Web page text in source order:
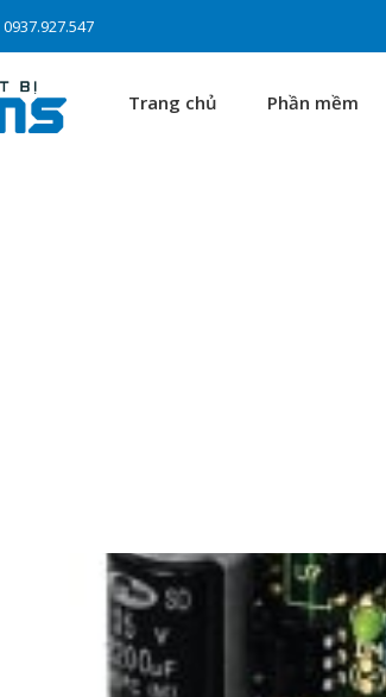
0937.927.547
Trang chủ Phần mềm